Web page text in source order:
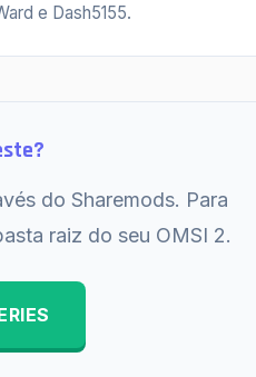
e Dash5155.
do Sharemods. Para
raiz do seu OMSI 2.